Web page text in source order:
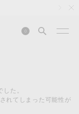
0
た。
れてしまった可能性が